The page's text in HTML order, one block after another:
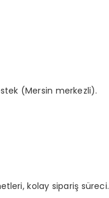
(Mersin merkezli).
kolay sipariş süreci.